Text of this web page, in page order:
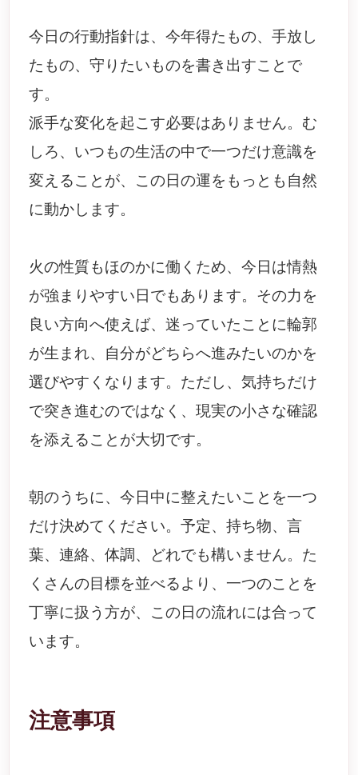
今日の行動指針は、今年得たもの、手放し
たもの、守りたいものを書き出すことで
す。
派手な変化を起こす必要はありません。む
しろ、いつもの生活の中で一つだけ意識を
変えることが、この日の運をもっとも自然
に動かします。
火の性質もほのかに働くため、今日は情熱
が強まりやすい日でもあります。その力を
良い方向へ使えば、迷っていたことに輪郭
が生まれ、自分がどちらへ進みたいのかを
選びやすくなります。ただし、気持ちだけ
で突き進むのではなく、現実の小さな確認
を添えることが大切です。
朝のうちに、今日中に整えたいことを一つ
だけ決めてください。予定、持ち物、言
葉、連絡、体調、どれでも構いません。た
くさんの目標を並べるより、一つのことを
丁寧に扱う方が、この日の流れには合って
います。
注意事項